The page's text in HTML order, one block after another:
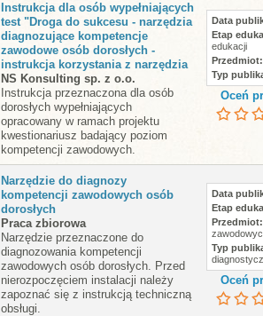
Instrukcja dla osób wypełniających
test "Droga do sukcesu - narzędzia
diagnozujące kompetencje
zawodowe osób dorosłych -
instrukcja korzystania z narzędzia
NS Konsulting sp. z o.o.
Instrukcja przeznaczona dla osób
dorosłych wypełniających
opracowany w ramach projektu
kwestionariusz badający poziom
kompetencji zawodowych.
Data
Etap
edukacji
Przedmiot
Typ
Oceń
Narzędzie do diagnozy
kompetencji zawodowych osób
dorosłych
Praca zbiorowa
Narzędzie przeznaczone do
diagnozowania kompetencji
zawodowych osób dorosłych. Przed
nierozpoczęciem instalacji należy
zapoznać się z instrukcją techniczną
obsługi.
Data
Etap
Przedmiot
Typ
Oceń